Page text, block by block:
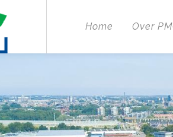
Home Over